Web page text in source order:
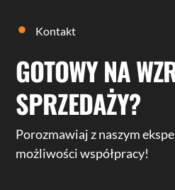
Kontakt
GOTOWY NA
SPRZEDAŻY?
Porozmawiaj z naszym
możliwości współpracy!